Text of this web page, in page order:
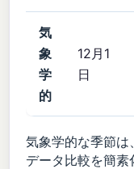
気
象
学
的
12月1
日
気象学的な季節は
データ比較を簡